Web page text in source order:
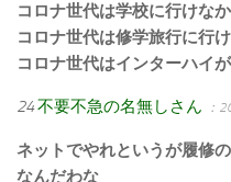
コロナ世代は学校に行けなか
コロナ世代は修学旅行に行け
コロナ世代はインターハイが
24不要不急の名無しさん ：
ネットでやれというが履修
なんだわな